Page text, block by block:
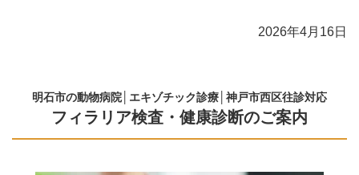
2026年4月16日
明石市の動物病院│エキゾチック診療│神戸市西区往診対応
フィラリア検査・健康診断のご案内